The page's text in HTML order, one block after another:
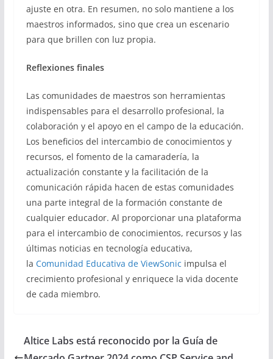
ajuste en otra. En resumen, no solo mantiene a los
maestros informados, sino que crea un escenario
para que brillen con luz propia.
Reflexiones finales
Las comunidades de maestros son herramientas
indispensables para el desarrollo profesional, la
colaboración y el apoyo en el campo de la educación.
Los beneficios del intercambio de conocimientos y
recursos, el fomento de la camaradería, la
actualización constante y la facilitación de la
comunicación rápida hacen de estas comunidades
una parte integral de la formación constante de
cualquier educador. Al proporcionar una plataforma
para el intercambio de conocimientos, recursos y las
últimas noticias en tecnología educativa,
la Comunidad Educativa de ViewSonic impulsa el
crecimiento profesional y enriquece la vida docente
de cada miembro.
Altice Labs está reconocido por la Guía de